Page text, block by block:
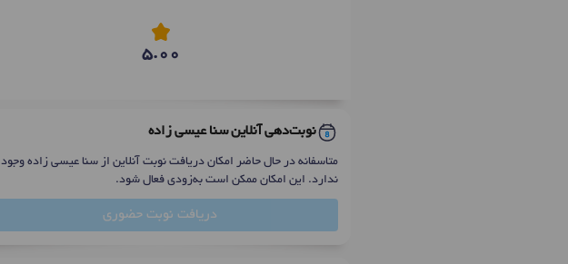
5.00
نوبت‌دهی آنلاین سنا عیسی زاده
متاسفانه در حال حاضر امکان دریافت نوبت آنلاین از سنا عیسی زاده وجود
ندارد. این امکان ممکن است به‌زودی فعال شود.
دریافت نوبت حضوری